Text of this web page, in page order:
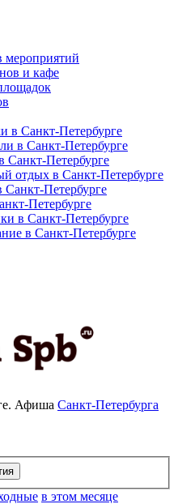
мероприятий
и кафе
в Санкт-Петербурге
в Санкт-Петербурге
Санкт-Петербурге
отдых в Санкт-Петербурге
Санкт-Петербурге
Петербурге
в Санкт-Петербурге
в Санкт-Петербурге
Афиша Санкт-Петербурга
в этом месяце